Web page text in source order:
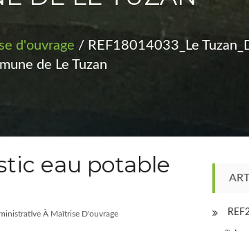
d'ouvrage / REF18014033_Le
de Le Tuzan
eau potable
À Maîtrise D'ouvrage